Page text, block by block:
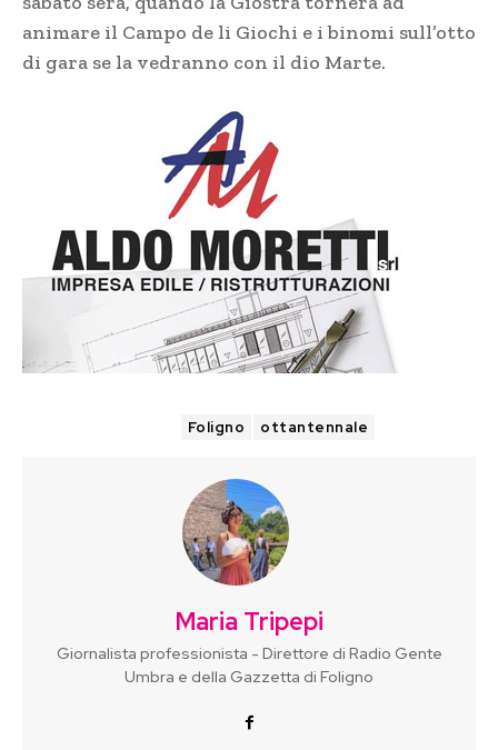
animare il Campo de li Giochi e i binomi sull’otto
di gara se la vedranno con il dio Marte.
Foligno ottantennale
Maria Tripepi
Giornalista professionista - Direttore di Radio Gente
Umbra e della Gazzetta di Foligno